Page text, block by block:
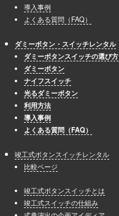
導入事例
よくある質問（FAQ）
ダミーボタン・スイッチレンタル
ダミーボタンスイッチの選び方
ダミーボタン
ナイフスイッチ
光るダミーボタン
利用方法
導入事例
よくある質問（FAQ）
竣工式ボタンスイッチレンタル
比較ページ
竣工式ボタンスイッチとは
竣工式スイッチの仕組み